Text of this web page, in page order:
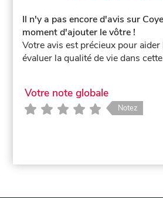
Il n'y a pas encore d'avis sur
moment d'ajouter le vôtre !
Votre avis est précieux pour
évaluer la qualité de vie dans
Votre note globale
Notez